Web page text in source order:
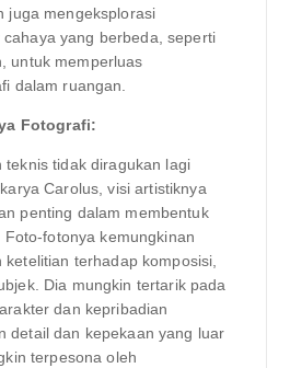
juga mengeksplorasi
yang berbeda, seperti
untuk memperluas
dalam ruangan.
Fotografi:
teknis tidak diragukan lagi
Carolus, visi artistiknya
penting dalam membentuk
fotonya kemungkinan
ketelitian terhadap komposisi,
Dia mungkin tertarik pada
dan kepribadian
detail dan kepekaan yang luar
terpesona oleh